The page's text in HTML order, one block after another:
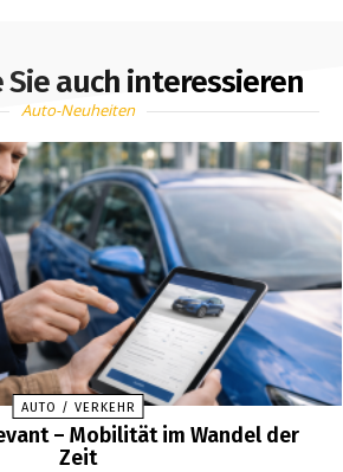
Sie auch interessieren
Auto-Neuheiten
AUTO / VERKEHR
– Mobilität im Wandel der
Zeit